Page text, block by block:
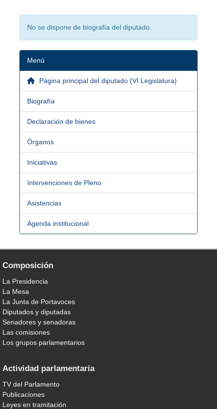
No se dispone de biografía del diputado.
Menú
Página principal del diputado (VI Legislatura)
Biografía
Declaración de bienes
Órganos
Iniciativas
Intervenciones de Pleno
Asistencias
Agenda institucional
Composición
La Presidencia
La Mesa
La Junta de Portavoces
Diputados y diputadas
Senadores y senadoras
Las comisiones
Los grupos parlamentarios
Actividad parlamentaria
TV del Parlamento
Publicaciones
Leyes en tramitación